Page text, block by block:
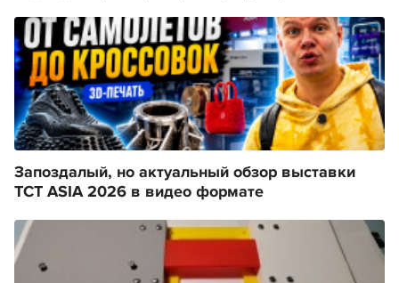
Запоздалый, но актуальный обзор выставки
TCT ASIA 2026 в видео формате